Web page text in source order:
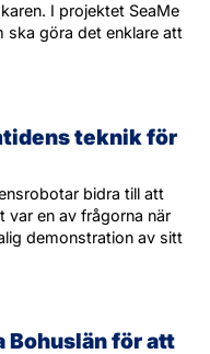
I projektet SeaMe
ska göra det enklare att
teknik för
bidra till att
var en av frågorna när
demonstration av sitt
Bohuslän för att